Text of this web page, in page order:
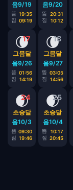
음9/19
뜸 19:35
짐 09:19
음9/20
뜸
20:31
짐
10:12
17
🌘
그믐달
음9/26
뜸 01:56
짐
14:19
18
🌘
그믐달
음9/27
뜸 03:05
짐
14:56
24
🌒
초승달
음10/3
뜸 09:30
짐 19:46
25
🌒
초승달
음10/4
뜸
10:17
짐 20:45